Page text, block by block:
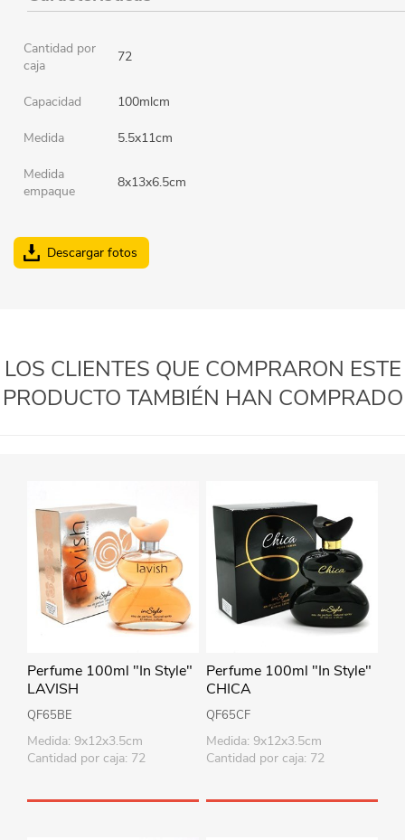
Cantidad por
caja
72
Capacidad 100mlcm
Medida 5.5x11cm
Medida
empaque
8x13x6.5cm
Descargar fotos
LOS CLIENTES QUE COMPRARON ESTE
PRODUCTO TAMBIÉN HAN COMPRADO
Perfume 100ml "In Style"
LAVISH
QF65BE
Medida: 9x12x3.5cm
Cantidad por caja: 72
Perfume 100ml "In Style"
CHICA
QF65CF
Medida: 9x12x3.5cm
Cantidad por caja: 72